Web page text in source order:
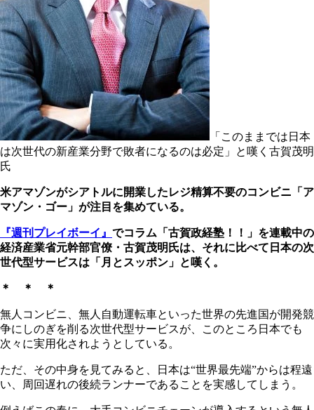
「このままでは日本
は次世代の新産業分野で敗者になるのは必定」と嘆く古賀茂明
氏
米アマゾンがシアトルに開業したレジ精算不要のコンビニ「ア
マゾン・ゴー」が注目を集めている。
『週刊プレイボーイ』 でコラム「古賀政経塾！！」を連載中の
経済産業省元幹部官僚・古賀茂明氏は、それに比べて日本の次
世代型サービスは「月とスッポン」と嘆く。
＊ ＊ ＊
無人コンビニ、無人自動運転車といった世界の先進国が開発競
争にしのぎを削る次世代型サービスが、このところ日本でも
次々に実用化されようとしている。
ただ、その中身を見てみると、日本は“世界最先端”からは程遠
い、周回遅れの後続ランナーであることを実感してしまう。